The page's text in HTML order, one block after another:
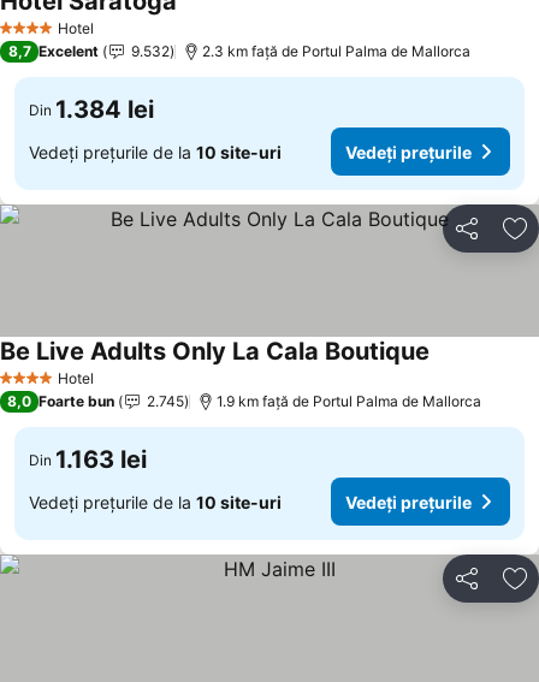
4 Stele Hotel
8,7 Excelent 9.532 2.3 km faţă de Portul Palma de Mallorca
Din 1.384 lei
Vedeți prețurile de la 10 site-uri Vedeți prețurile
Distribuiți
4 Stele Hotel
Be Live Adults Only La Cala Boutique
8,0 Foarte bun 2.745 1.9 km faţă de Portul Palma de Mallorca
Din 1.163 lei
Vedeți prețurile de la 10 site-uri Vedeți prețurile
Distribuiți